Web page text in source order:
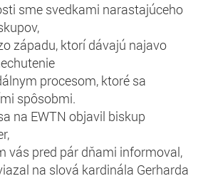
sme svedkami narastajúceho
západu, ktorí dávajú najavo
procesom, ktoré sa
spôsobmi.
na EWTN objavil biskup
vás pred pár dňami informoval,
na slová kardinála Gerharda